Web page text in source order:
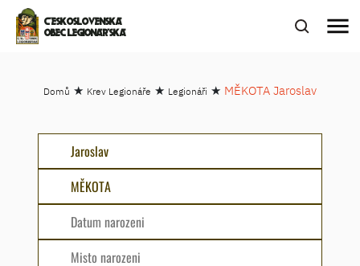
ČESKOSLOVENSKÁ
OBEC LEGIONÁŘSKÁ
menu
Domů ★ Krev Legionáře ★ Legionáři ★ MĚKOTA Jaroslav